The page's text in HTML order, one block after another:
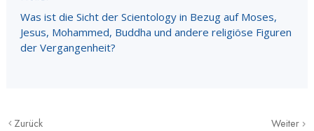
Was ist die Sicht der Scientology in Bezug auf Moses,
Jesus, Mohammed, Buddha und andere religiöse Figuren
der Vergangenheit?
Zurück Weiter